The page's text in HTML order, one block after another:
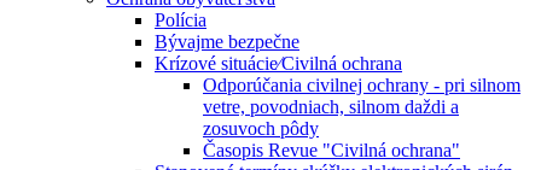
Polícia
Bývajme bezpečne
Krízové situácie⁄Civilná ochrana
Odporúčania civilnej ochrany - pri silnom
vetre, povodniach, silnom daždi a
zosuvoch pôdy
Časopis Revue "Civilná ochrana"